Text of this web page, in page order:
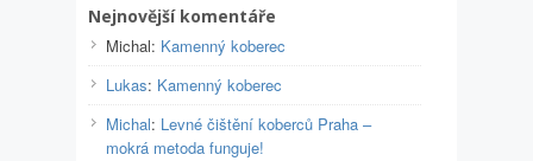
Nejnovější komentáře
Michal: Kamenný koberec
Lukas: Kamenný koberec
Michal: Levné čištění koberců Praha –
mokrá metoda funguje!